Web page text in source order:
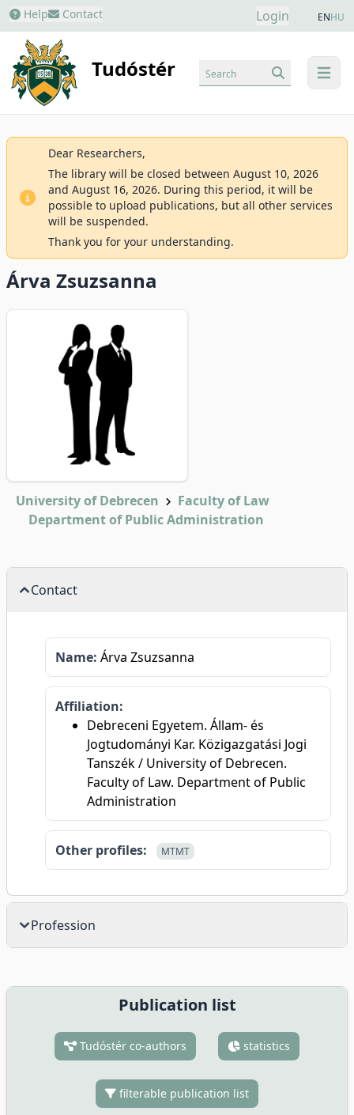
Help Contact Login ENHU
Tudóstér menu
Search
Dear Researchers,
The library will be closed between August 10, 2026
and August 16, 2026. During this period, it will be
possible to upload publications, but all other services
will be suspended.
Thank you for your understanding.
Árva Zsuzsanna
University of Debrecen
Faculty of Law
Department of Public Administration
Contact
Name: Árva Zsuzsanna
Affiliation:
Debreceni Egyetem. Állam- és
Jogtudományi Kar. Közigazgatási Jogi
Tanszék / University of Debrecen.
Faculty of Law. Department of Public
Administration
Other profiles: MTMT
Profession
Publication list
Tudóstér co-authors statistics
filterable publication list